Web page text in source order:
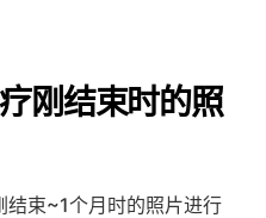
刚结束时的照
束~1个月时的照片进行